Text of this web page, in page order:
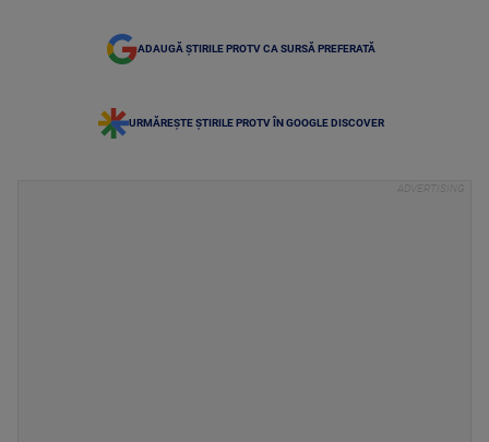
ADAUGĂ ȘTIRILE PROTV CA SURSĂ PREFERATĂ
URMĂREȘTE ȘTIRILE PROTV ÎN GOOGLE DISCOVER